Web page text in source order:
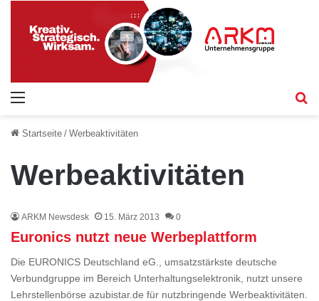
Startseite / Werbeaktivitäten
Werbeaktivitäten
ARKM Newsdesk 15. März 2013 0
Euronics nutzt neue Werbeplattform
Die EURONICS Deutschland eG., umsatzstärkste deutsche
Verbundgruppe im Bereich Unterhaltungselektronik, nutzt unsere
Lehrstellenbörse azubistar.de für nutzbringende Werbeaktivitäten.